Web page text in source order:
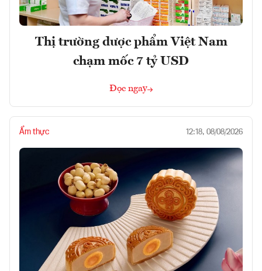
Thị trường dược phẩm Việt Nam
chạm mốc 7 tỷ USD
Đọc ngay
Ẩm thực 12:18, 08/08/2026